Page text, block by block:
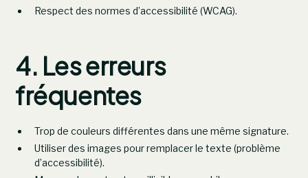
Respect des normes d’accessibilité (WCAG).
4. Les erreurs
fréquentes
Trop de couleurs différentes dans une même signature.
Utiliser des images pour remplacer le texte (problème
d’accessibilité).